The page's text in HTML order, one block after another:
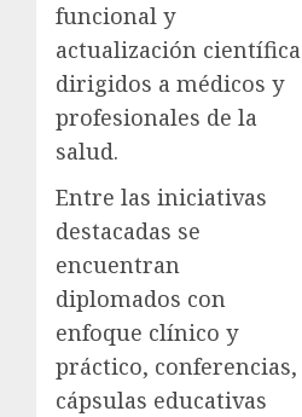
funcional y
actualización científica
dirigidos a médicos y
profesionales de la
salud.
Entre las iniciativas
destacadas se
encuentran
diplomados con
enfoque clínico y
práctico, conferencias,
cápsulas educativas